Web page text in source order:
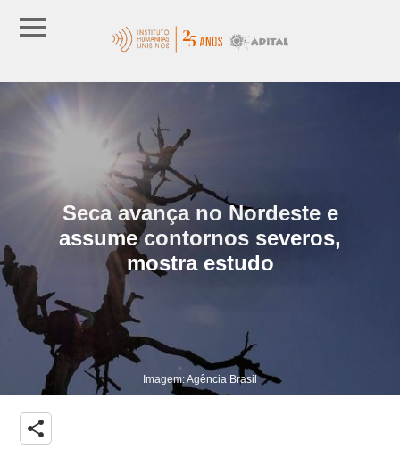
Seca avança no Nordeste e
assume contornos severos,
mostra estudo
Imagem: Agência Brasil
share